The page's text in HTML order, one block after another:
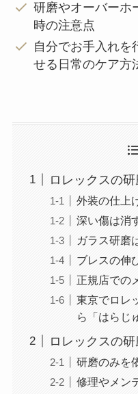
研磨やオーバーホ
時の注意点
自分でお手入れを
せる日常のケア方
ロレックスの
外装の仕上
深い傷は消
ガラス研磨
ブレスの伸
正規店での
東京でロレ
ら「はらじ
ロレックスの
研磨のみを
修理やメン